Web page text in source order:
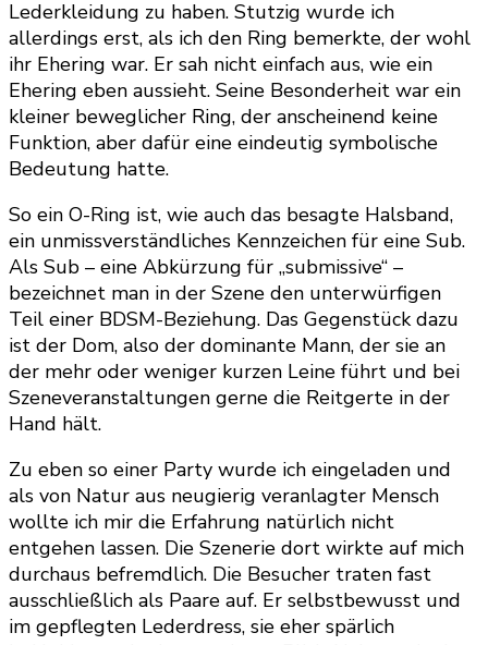
Lederkleidung zu haben. Stutzig wurde ich
allerdings erst, als ich den Ring bemerkte, der wohl
ihr Ehering war. Er sah nicht einfach aus, wie ein
Ehering eben aussieht. Seine Besonderheit war ein
kleiner beweglicher Ring, der anscheinend keine
Funktion, aber dafür eine eindeutig symbolische
Bedeutung hatte.
So ein O-Ring ist, wie auch das besagte Halsband,
ein unmissverständliches Kennzeichen für eine Sub.
Als Sub – eine Abkürzung für „submissive“ –
bezeichnet man in der Szene den unterwürfigen
Teil einer BDSM-Beziehung. Das Gegenstück dazu
ist der Dom, also der dominante Mann, der sie an
der mehr oder weniger kurzen Leine führt und bei
Szeneveranstaltungen gerne die Reitgerte in der
Hand hält.
Zu eben so einer Party wurde ich eingeladen und
als von Natur aus neugierig veranlagter Mensch
wollte ich mir die Erfahrung natürlich nicht
entgehen lassen. Die Szenerie dort wirkte auf mich
durchaus befremdlich. Die Besucher traten fast
ausschließlich als Paare auf. Er selbstbewusst und
im gepflegten Lederdress, sie eher spärlich